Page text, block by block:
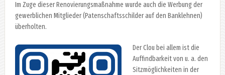
Im Zuge dieser Renovierungsmaßnahme wurde auch die Werbung der
gewerblichen Mitglieder (Patenschaftsschilder auf den Banklehnen)
überholten.
Der Clou bei allem ist die
Auffindbarkeit von u. a. den
Sitzmöglichkeiten in der